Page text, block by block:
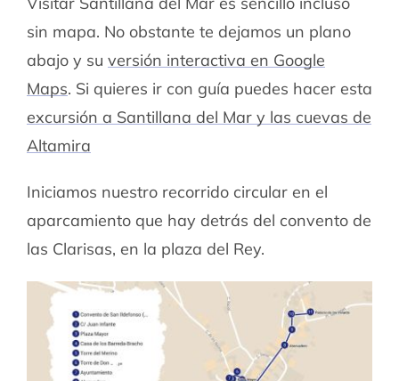
sin mapa. No obstante te dejamos un plano
abajo y su versión interactiva en Google
Maps. Si quieres ir con guía puedes hacer esta
excursión a Santillana del Mar y las cuevas de
Altamira
Iniciamos nuestro recorrido circular en el
aparcamiento que hay detrás del convento de
las Clarisas, en la plaza del Rey.